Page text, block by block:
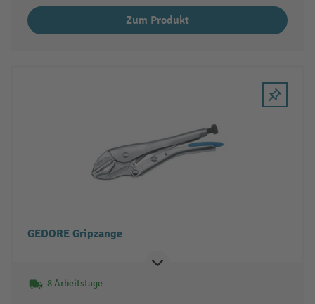
Zum Produkt
GEDORE Gripzange
8 Arbeitstage